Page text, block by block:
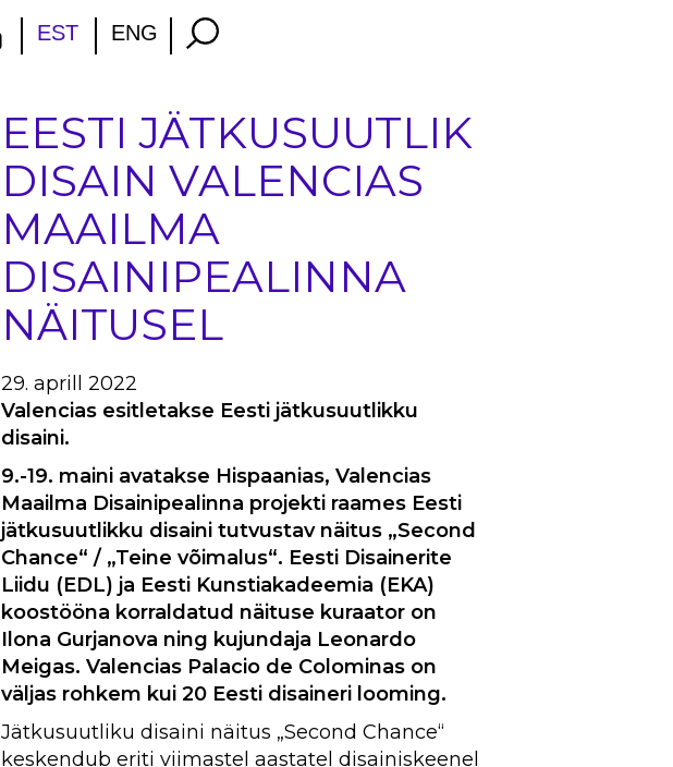
EST ENG
EESTI JÄTKUSUUTLIK
DISAIN VALENCIAS
MAAILMA
DISAINIPEALINNA
NÄITUSEL
29. aprill 2022
Valencias esitletakse Eesti jätkusuutlikku
disaini.
9.-19. maini avatakse Hispaanias, Valencias
Maailma Disainipealinna projekti raames Eesti
jätkusuutlikku disaini tutvustav näitus „Second
Chance“ / „Teine võimalus“. Eesti Disainerite
Liidu (EDL) ja Eesti Kunstiakadeemia (EKA)
koostööna korraldatud näituse kuraator on
Ilona Gurjanova ning kujundaja Leonardo
Meigas. Valencias Palacio de Colominas on
väljas rohkem kui 20 Eesti disaineri looming.
Jätkusuutliku disaini näitus „Second Chance“
keskendub eriti viimastel aastatel disainiskeenel